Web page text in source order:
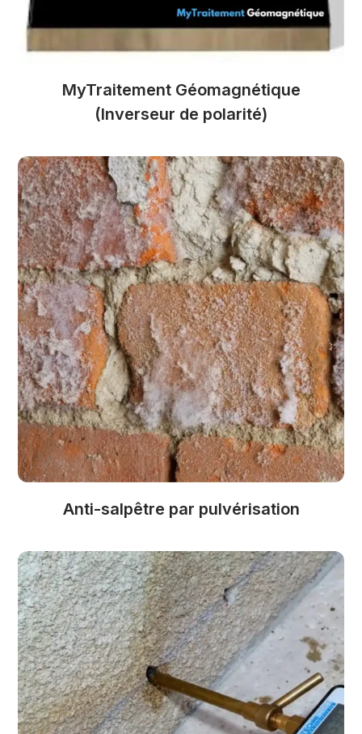
MyTraitement Géomagnétique
(Inverseur de polarité)
Anti-salpêtre par pulvérisation